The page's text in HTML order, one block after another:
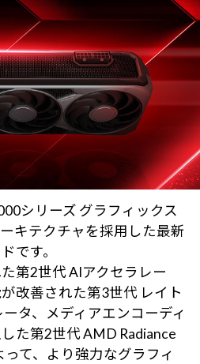
シリーズ グラフィックス
キテクチャを採用した最新
です。
第2世代 AIアクセラレー
改善された第3世代 レイト
タ、メディアエンコーディ
た第2世代 AMD Radiance
て、より強力なグラフィ